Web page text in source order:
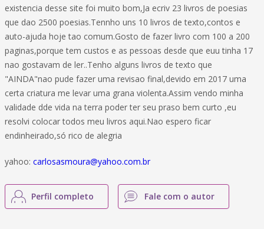
existencia desse site foi muito bom,Ja ecriv 23 livros de poesias
que dao 2500 poesias.Tennho uns 10 livros de texto,contos e
auto-ajuda hoje tao comum.Gosto de fazer livro com 100 a 200
paginas,porque tem custos e as pessoas desde que euu tinha 17
nao gostavam de ler..Tenho alguns livros de texto que
"AINDA"nao pude fazer uma revisao final,devido em 2017 uma
certa criatura me levar uma grana violenta.Assim vendo minha
validade dde vida na terra poder ter seu praso bem curto ,eu
resolvi colocar todos meu livros aqui.Nao espero ficar
endinheirado,só rico de alegria
yahoo: carlosasmoura@yahoo.com.br
Perfil completo Fale com o autor